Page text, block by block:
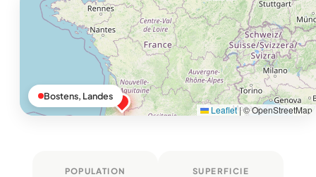
Leaflet |© OpenStreetMap
Bostens, Landes
POPULATION SUPERFICIE